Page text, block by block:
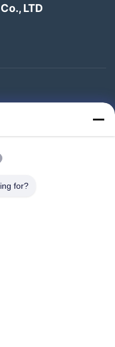
LTD
for?